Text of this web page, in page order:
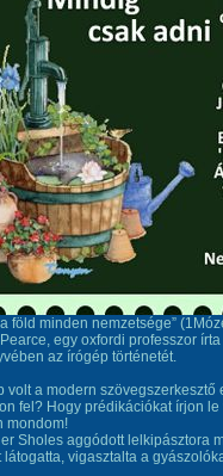
föld minden nemzetsége”
egy oxfordi professzor
az írógép történetét.
volt a modern
fel? Hogy prédikációkat írjon le
mondom!
Sholes aggódott lelkipásztora
látogatta, vigasztalta a